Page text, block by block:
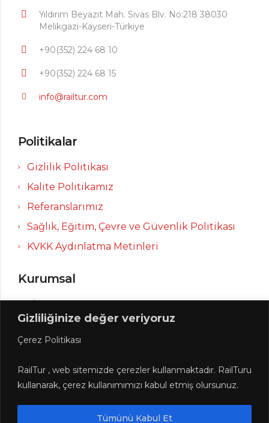
Gizliliğinize değer veriyoruz
Çerez Politikası
RailTur , web sitemizde çerezler kullanmaktadır. RailTuru
kullanarak, çerez kullanımımızı kabul etmiş olursunuz.
Tümünü Kabul Et
Yıldırım Beyazıt Mah. Sivas Blv. No:218 38030
Melikgazi-Kayseri-Türkiye
+90(352) 224 68 10
+90(352) 224 68 15
info@railtur.com
Politikalar
Gizlilik Politikası
Kalite Politikamız
Referanslarımız
Sağlık, Eğitim, Çevre ve Güvenlik Politikası
KVKK Aydınlatma Metinleri
Kurumsal
Firma Tanıtımı
Vizyon
Misyon
Şirket Tarihi